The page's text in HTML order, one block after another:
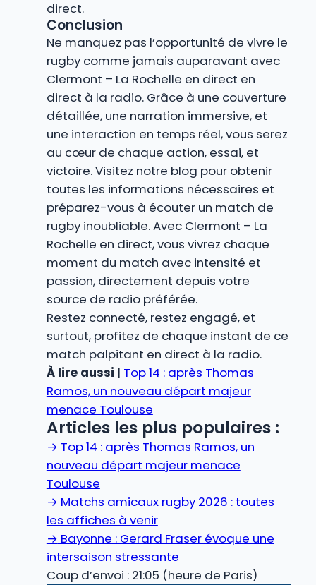
direct.
Conclusion
Ne manquez pas l’opportunité de vivre le
rugby comme jamais auparavant avec
Clermont – La Rochelle en direct en
direct à la radio. Grâce à une couverture
détaillée, une narration immersive, et
une interaction en temps réel, vous serez
au cœur de chaque action, essai, et
victoire. Visitez notre blog pour obtenir
toutes les informations nécessaires et
préparez-vous à écouter un match de
rugby inoubliable. Avec Clermont – La
Rochelle en direct, vous vivrez chaque
moment du match avec intensité et
passion, directement depuis votre
source de radio préférée.
Restez connecté, restez engagé, et
surtout, profitez de chaque instant de ce
match palpitant en direct à la radio.
À lire aussi | Top 14 : après Thomas
Ramos, un nouveau départ majeur
menace Toulouse
Articles les plus populaires :
→ Top 14 : après Thomas Ramos, un
nouveau départ majeur menace
Toulouse
→ Matchs amicaux rugby 2026 : toutes
les affiches à venir
→ Bayonne : Gerard Fraser évoque une
intersaison stressante
Coup d’envoi : 21:05 (heure de Paris)